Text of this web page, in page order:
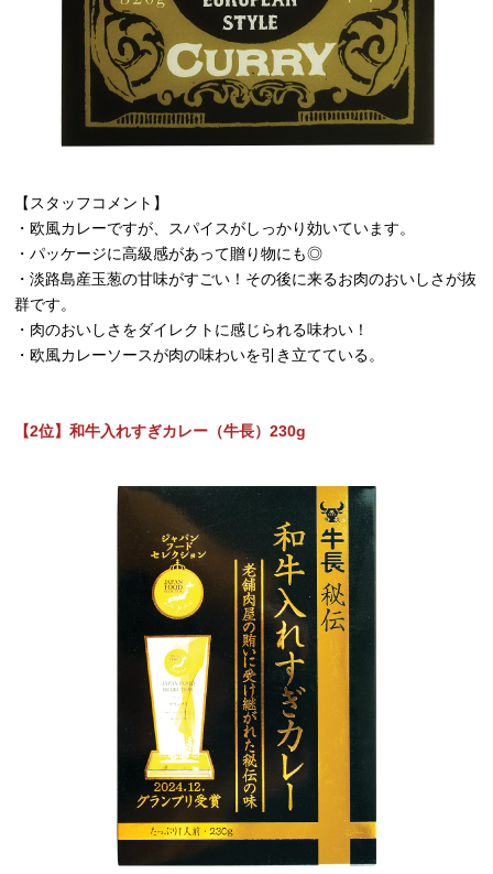
【スタッフコメント】
・欧風カレーですが、スパイスがしっかり効いています。
・パッケージに高級感があって贈り物にも◎
・淡路島産玉葱の甘味がすごい！その後に来るお肉のおいしさが抜
群です。
・肉のおいしさをダイレクトに感じられる味わい！
・欧風カレーソースが肉の味わいを引き立てている。
【2位】和牛入れすぎカレー（牛長）230g